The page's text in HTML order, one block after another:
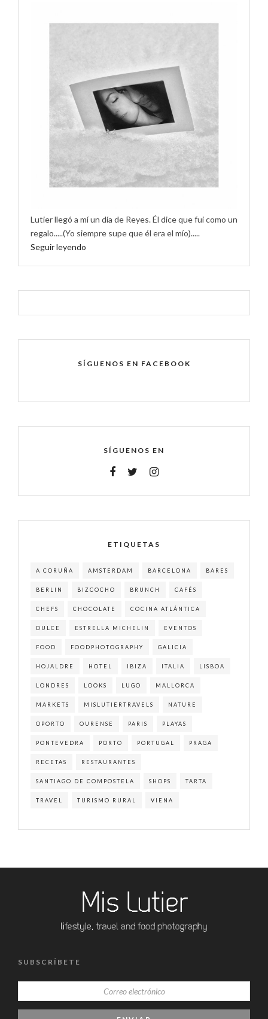
Lutier llegó a mí un día de Reyes. Él dice que fui como un
regalo.....(Yo siempre supe que él era el mío).....
Seguir leyendo
SÍGUENOS EN FACEBOOK
SÍGUENOS EN
ETIQUETAS
A CORUÑA AMSTERDAM BARCELONA BARES
BERLIN BIZCOCHO BRUNCH CAFÉS
CHEFS CHOCOLATE COCINA ATLÁNTICA
DULCE ESTRELLA MICHELIN EVENTOS
FOOD FOODPHOTOGRAPHY GALICIA
HOJALDRE HOTEL IBIZA ITALIA LISBOA
LONDRES LOOKS LUGO MALLORCA
MARKETS MISLUTIERTRAVELS NATURE
OPORTO OURENSE PARIS PLAYAS
PONTEVEDRA PORTO PORTUGAL PRAGA
RECETAS RESTAURANTES
SANTIAGO DE COMPOSTELA SHOPS TARTA
TRAVEL TURISMO RURAL VIENA
SUBSCRÍBETE